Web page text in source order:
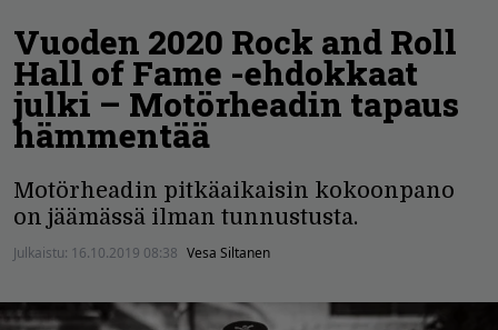
Vuoden 2020 Rock and Roll
Hall of Fame -ehdokkaat
julki – Motörheadin tapaus
hämmentää
Motörheadin pitkäaikaisin kokoonpano
on jäämässä ilman tunnustusta.
Julkaistu: 16.10.2019 08:38 Vesa Siltanen